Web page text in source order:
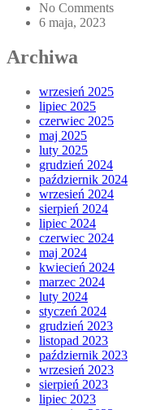
No Comments
6 maja, 2023
Archiwa
wrzesień 2025
lipiec 2025
czerwiec 2025
maj 2025
luty 2025
grudzień 2024
październik 2024
wrzesień 2024
sierpień 2024
lipiec 2024
czerwiec 2024
maj 2024
kwiecień 2024
marzec 2024
luty 2024
styczeń 2024
grudzień 2023
listopad 2023
październik 2023
wrzesień 2023
sierpień 2023
lipiec 2023